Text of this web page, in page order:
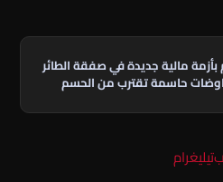
مالية جديدة في صفقة الطائر
حاسمة تقترب من الحسم
تيليغرام